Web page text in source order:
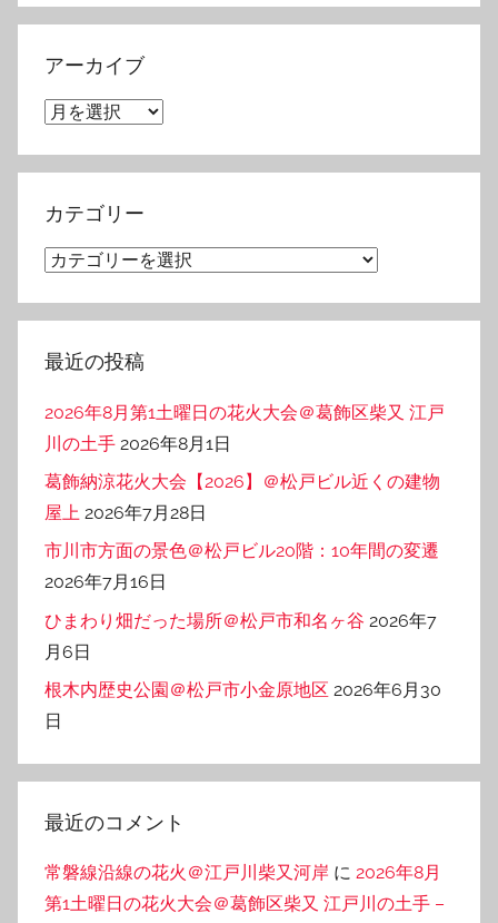
アーカイブ
ア
カ
イ
カテゴリー
カ
ゴ
リ
最近の投稿
2026年8月第1土曜日の花火大会＠葛飾区柴又 江戸
川の土手 2026年8月1日
葛飾納涼花火大会【2026】＠松戸ビル近くの建物
屋上 2026年7月28日
市川市方面の景色＠松戸ビル20階：10年間の変遷
2026年7月16日
ひまわり畑だった場所＠松戸市和名ヶ谷 2026年7
月6日
根木内歴史公園＠松戸市小金原地区 2026年6月30
日
最近のコメント
常磐線沿線の花火＠江戸川柴又河岸 に 2026年8月
第1土曜日の花火大会＠葛飾区柴又 江戸川の土手 –